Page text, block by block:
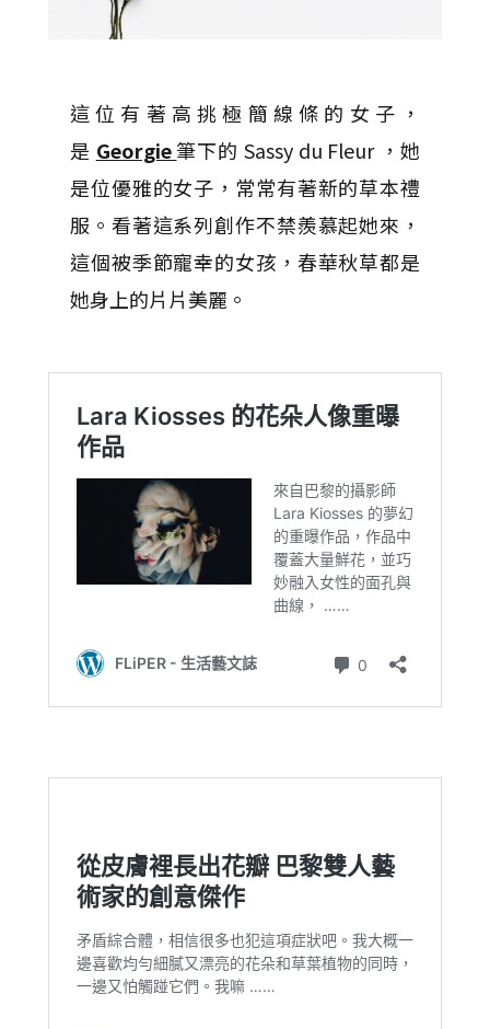
這位有著高挑極簡線條的女子，
是 Georgie筆下的 Sassy du Fleur ，她
是位優雅的女子，常常有著新的草本禮
服。看著這系列創作不禁羨慕起她來，
這個被季節寵幸的女孩，春華秋草都是
她身上的片片美麗。